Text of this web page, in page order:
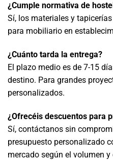
¿Cumple normativa de
Sí, los materiales y
para mobiliario en
¿Cuánto tarda la entrega?
El plazo medio es de 7-15
destino. Para grandes
personalizados.
¿Ofrecéis descuentos para
Sí, contáctanos sin
presupuesto personalizado
mercado según el volumen